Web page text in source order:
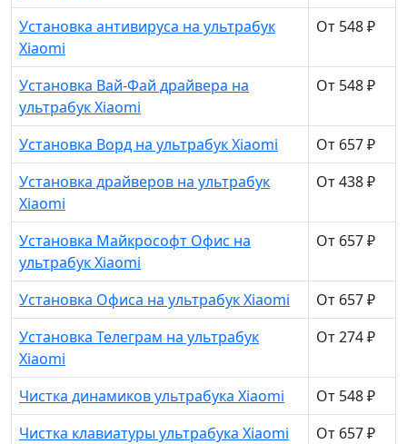
Установка антивируса на ультрабук
Xiaomi
От 548 ₽
Установка Вай-Фай драйвера на
ультрабук Xiaomi
От 548 ₽
Установка Ворд на ультрабук Xiaomi
От 657 ₽
Установка драйверов на ультрабук
Xiaomi
От 438 ₽
Установка Майкрософт Офис на
ультрабук Xiaomi
От 657 ₽
Установка Офиса на ультрабук Xiaomi
От 657 ₽
Установка Телеграм на ультрабук
Xiaomi
От 274 ₽
Чистка динамиков ультрабука Xiaomi
От 548 ₽
Чистка клавиатуры ультрабука Xiaomi
От 657 ₽